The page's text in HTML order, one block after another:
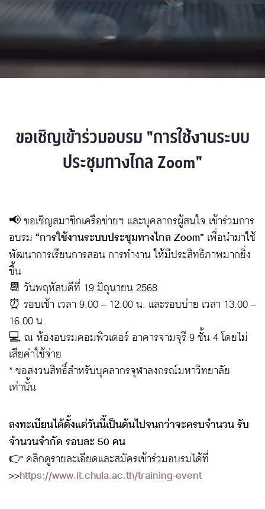
ขอเชิญเข้าร่วมอบรม "การใช้งานระบบ
ประชุมทางไกล Zoom"
📢 ขอเชิญสมาชิกเครือข่ายฯ และบุคลากรผู้สนใจ เข้าร่วมการ
อบรม“การใช้งานระบบประชุมทางไกล Zoom” เพื่อนำมาใช้
พัฒนาการเรียนการสอน การทำงาน ให้มีประสิทธิภาพมากยิ่ง
ขึ้น
📆 วันพฤหัสบดีที่ 19 มิถุนายน 2568
⏰ รอบเช้า เวลา 9.00 – 12.00 น. และรอบบ่าย เวลา 13.00 –
16.00 น.
💻 ณ ห้องอบรมคอมพิวเตอร์ อาคารจามจุรี 9 ชั้น 4 โดยไม่
เสียค่าใช้จ่าย
* ขอสงวนสิทธิ์สำหรับบุคลากรจุฬาลงกรณ์มหาวิทยาลัย
เท่านั้น
ลงทะเบียนได้ตั้งแต่วันนี้เป็นต้นไปจนกว่าจะครบจำนวน รับ
จำนวนจำกัด รอบละ 50 คน
👉 คลิกดูรายละเอียดและสมัครเข้าร่วมอบรมได้ที่
>>https://www.it.chula.ac.th/training-event